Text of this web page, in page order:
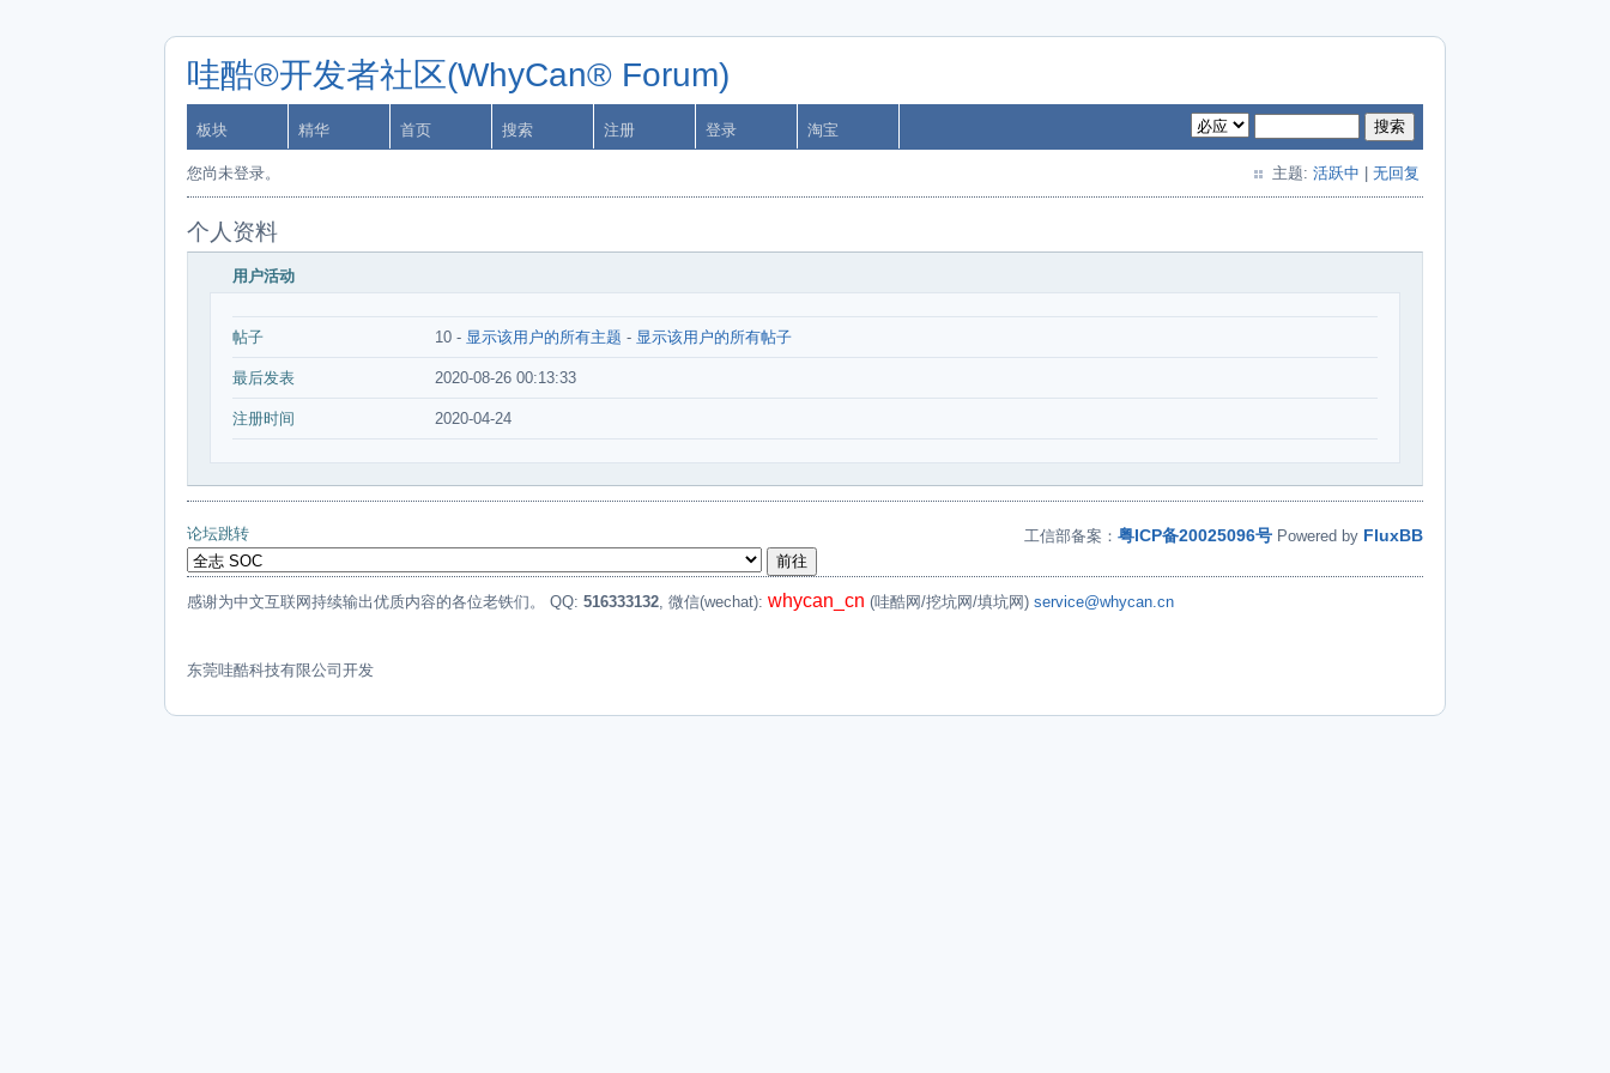
哇酷®开发者社区(WhyCan® Forum)
板块 精华 首页 搜索 注册 登录 淘宝 搜索
您尚未登录。 主题: 活跃中 无回复
个人资料
用户活动
帖子 10 - 显示该用户的所有主题 - 显示该用户的所有帖子
最后发表 2020-08-26 00:13:33
注册时间 2020-04-24
论坛跳转 工信部备案： 粤ICP备20025096号 Powered by FluxBB
感谢为中文互联网持续输出优质内容的各位老铁们。 QQ: 516333132, 微信(wechat): whycan_cn (哇酷网/挖坑网/填坑网) service@whycan.cn
东莞哇酷科技有限公司开发